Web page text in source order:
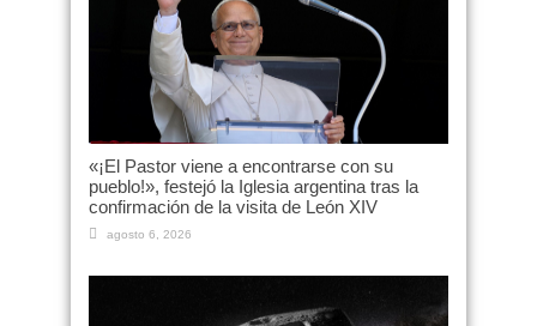
«¡El Pastor viene a encontrarse con su
pueblo!», festejó la Iglesia argentina tras la
confirmación de la visita de León XIV
agosto 6, 2026